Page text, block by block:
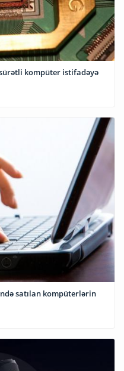
kompüter istifadəyə
satılan kompüterlərin